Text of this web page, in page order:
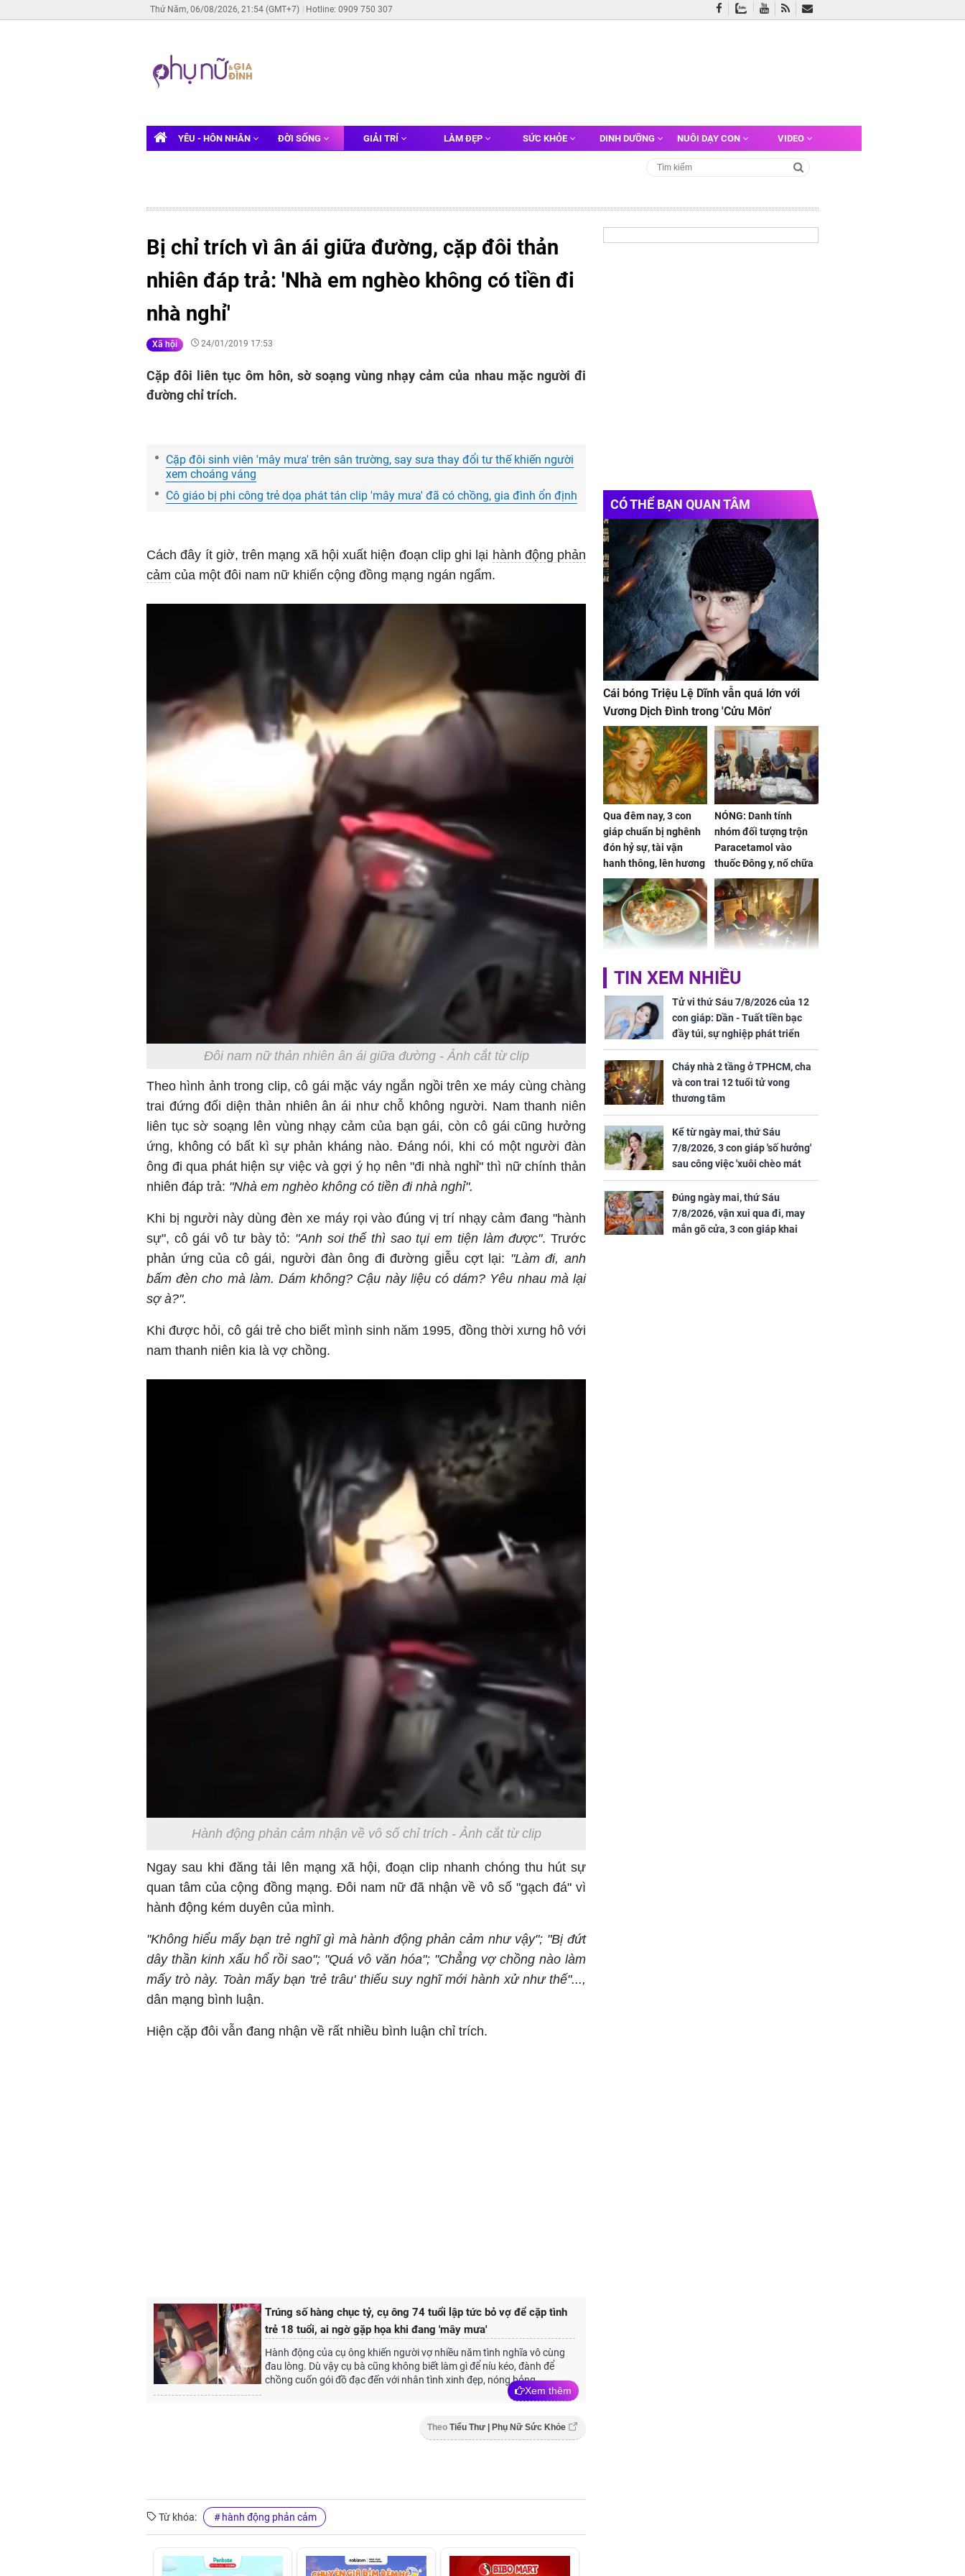
Thứ Năm, 06/08/2026, 21:54 (GMT+7) Hotline: 0909 750 307
YÊU - HÔN NHÂN ĐỜI SỐNG GIẢI TRÍ LÀM ĐẸP SỨC KHỎE DINH DƯỠNG NUÔI DẠY CON VIDEO
Bị chỉ trích vì ân ái giữa đường, cặp đôi thản
nhiên đáp trả: 'Nhà em nghèo không có tiền đi
nhà nghỉ'
Xã hội 24/01/2019 17:53
Cặp đôi liên tục ôm hôn, sờ soạng vùng nhạy cảm của nhau mặc người đi
đường chỉ trích.
Cặp đôi sinh viên 'mây mưa' trên sân trường, say sưa thay đổi tư thế khiến người
xem choáng váng
Cô giáo bị phi công trẻ dọa phát tán clip 'mây mưa' đã có chồng, gia đình ổn định
Cách đây ít giờ, trên mạng xã hội xuất hiện đoạn clip ghi lại hành động phản
cảm của một đôi nam nữ khiến cộng đồng mạng ngán ngẩm.
Đôi nam nữ thản nhiên ân ái giữa đường - Ảnh cắt từ clip
Theo hình ảnh trong clip, cô gái mặc váy ngắn ngồi trên xe máy cùng chàng
trai đứng đối diện thản nhiên ân ái như chỗ không người. Nam thanh niên
liên tục sờ soạng lên vùng nhạy cảm của bạn gái, còn cô gái cũng hưởng
ứng, không có bất kì sự phản kháng nào. Đáng nói, khi có một người đàn
ông đi qua phát hiện sự việc và gợi ý họ nên "đi nhà nghỉ" thì nữ chính thản
nhiên đáp trả: "Nhà em nghèo không có tiền đi nhà nghỉ".
Khi bị người này dùng đèn xe máy rọi vào đúng vị trí nhạy cảm đang "hành
sự", cô gái vô tư bày tỏ: "Anh soi thế thì sao tụi em tiện làm được". Trước
phản ứng của cô gái, người đàn ông đi đường giễu cợt lại: "Làm đi, anh
bấm đèn cho mà làm. Dám không? Cậu này liệu có dám? Yêu nhau mà lại
sợ à?".
Khi được hỏi, cô gái trẻ cho biết mình sinh năm 1995, đồng thời xưng hô với
nam thanh niên kia là vợ chồng.
Hành động phản cảm nhận về vô số chỉ trích - Ảnh cắt từ clip
Ngay sau khi đăng tải lên mạng xã hội, đoạn clip nhanh chóng thu hút sự
quan tâm của cộng đồng mạng. Đôi nam nữ đã nhận về vô số "gạch đá" vì
hành động kém duyên của mình.
"Không hiểu mấy bạn trẻ nghĩ gì mà hành động phản cảm như vậy"; "Bị đứt
dây thần kinh xấu hổ rồi sao"; "Quá vô văn hóa"; "Chẳng vợ chồng nào làm
mấy trò này. Toàn mấy bạn 'trẻ trâu' thiếu suy nghĩ mới hành xử như thế"...,
dân mạng bình luận.
Hiện cặp đôi vẫn đang nhận về rất nhiều bình luận chỉ trích.
Trúng số hàng chục tỷ, cụ ông 74 tuổi lập tức bỏ vợ để cặp tình
trẻ 18 tuổi, ai ngờ gặp họa khi đang 'mây mưa'
Hành động của cụ ông khiến người vợ nhiều năm tình nghĩa vô cùng
đau lòng. Dù vậy cụ bà cũng không biết làm gì để níu kéo, đành để
chồng cuốn gói đồ đạc đến với nhân tình xinh đẹp, nóng bỏng.
Xem thêm
Theo Tiểu Thư | Phụ Nữ Sức Khỏe
Từ khóa: hành động phản cảm
CÓ THỂ BẠN QUAN TÂM
Cái bóng Triệu Lệ Dĩnh vẫn quá lớn với
Vương Dịch Đình trong 'Cửu Môn'
Qua đêm nay, 3 con
giáp chuẩn bị nghênh
đón hỷ sự, tài vận
hanh thông, lên hương
hóa Rồng hóa Phượng,
gom hết may mắn về
nhà
NÓNG: Danh tính
nhóm đối tượng trộn
Paracetamol vào
thuốc Đông y, nổ chữa
bách bệnh
Giá trị sức khỏe và
cách sử dụng đúng
của loại hạt bình dân
Cháy nhà 2 tầng ở
TPHCM, cha và con
trai 12 tuổi tử vong
thương tâm
Chân dung nam diễn
ứng ngược khi than
nghèo
TIN XEM NHIỀU
Tử vi thứ Sáu 7/8/2026 của 12
con giáp: Dần - Tuất tiền bạc
đầy túi, sự nghiệp phát triển
hưng thịnh, Mão - Thân tài lộc
ảm đạm, mọi sự khó thành công
mỹ mãn
Cháy nhà 2 tầng ở TPHCM, cha
và con trai 12 tuổi tử vong
thương tâm
Kể từ ngày mai, thứ Sáu
7/8/2026, 3 con giáp 'số hưởng'
sau công việc 'xuôi chèo mát
mái', tiền tài 'thu về như nước',
tình duyên viên mãn
Đúng ngày mai, thứ Sáu
7/8/2026, vận xui qua đi, may
mắn gõ cửa, 3 con giáp khai